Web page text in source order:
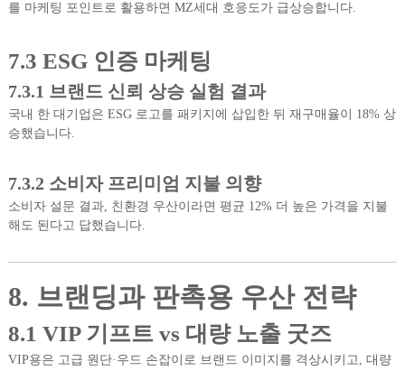
를 마케팅 포인트로 활용하면 MZ세대 호응도가 급상승합니다.
7.3 ESG 인증 마케팅
7.3.1 브랜드 신뢰 상승 실험 결과
국내 한 대기업은 ESG 로고를 패키지에 삽입한 뒤 재구매율이 18% 상
승했습니다.
7.3.2 소비자 프리미엄 지불 의향
소비자 설문 결과, 친환경 우산이라면 평균 12% 더 높은 가격을 지불
해도 된다고 답했습니다.
8. 브랜딩과 판촉용 우산 전략
8.1 VIP 기프트 vs 대량 노출 굿즈
VIP용은 고급 원단·우드 손잡이로 브랜드 이미지를 격상시키고, 대량